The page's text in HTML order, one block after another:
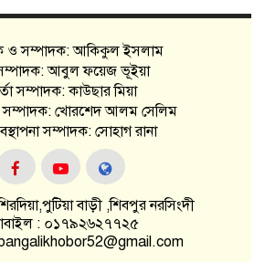
কলেজের বাস ও পিকআপ সংঘর্ষ
নরসিংদী ডায়াবেটিক
সমিতির নির্বাহী
পরিষদের সভা
অনুষ্ঠিত
পুটিয়া ইউনিয়ন পরিষদ এর প্রশাসনিক
সাধারণ মানুষের আস্থার প্রতীক
চেম্বারের এজিএম ২০২৫ অনুষ্ঠিত
ও সম্পাদক: আকিকুল ইসলাম
আবুল ফয়েজ ভূইয়া
সম্পাদক: কাউছার মিয়া
সম্পাদক: খোরশেদ আলম সেলিম
সম্পাদক: সোহাগ রানা
বাড়ী ,শিবপুর নরসিংদী
: ০১৭৯২৬২৭৭২৫